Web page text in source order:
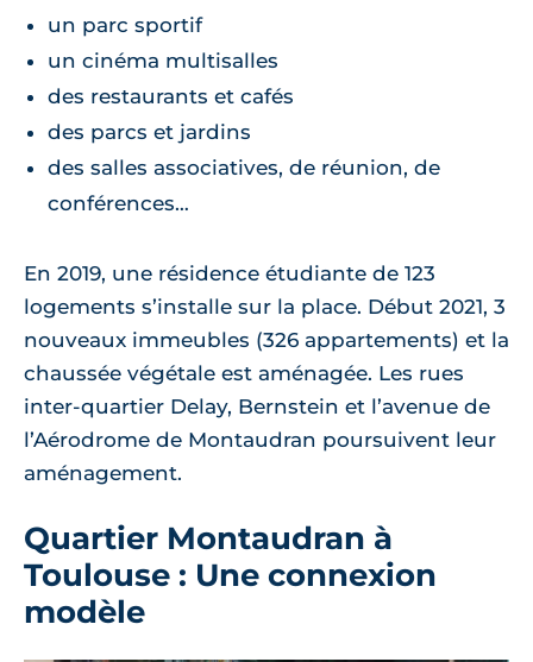
un parc sportif
un cinéma multisalles
des restaurants et cafés
des parcs et jardins
des salles associatives, de réunion, de
conférences…
En 2019, une résidence étudiante de 123
logements s’installe sur la place. Début 2021, 3
nouveaux immeubles (326 appartements) et la
chaussée végétale est aménagée. Les rues
inter-quartier Delay, Bernstein et l’avenue de
l’Aérodrome de Montaudran poursuivent leur
aménagement.
Quartier Montaudran à
Toulouse : Une connexion
modèle